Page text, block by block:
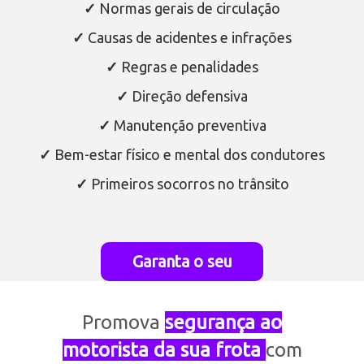
✓ Normas gerais de circulação
✓ Causas de acidentes e infrações
✓ Regras e penalidades
✓ Direção defensiva
✓ Manutenção preventiva
✓ Bem-estar físico e mental dos condutores
✓ Primeiros socorros no trânsito
Garanta o seu
Promova segurança ao
motorista da sua frota com